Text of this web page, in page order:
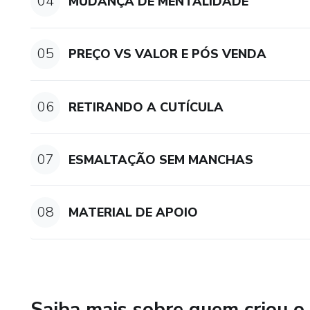
05 PREÇO VS VALOR E PÓS VENDA
06 RETIRANDO A CUTÍCULA
07 ESMALTAÇÃO SEM MANCHAS
08 MATERIAL DE APOIO